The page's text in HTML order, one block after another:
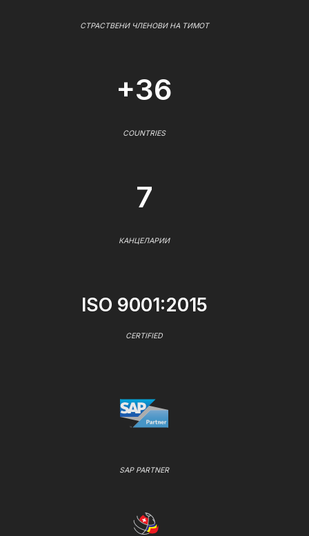
СТРАСТВЕНИ ЧЛЕНОВИ НА ТИМОТ
+36
COUNTRIES
7
КАНЦЕЛАРИИ
ISO 9001:2015
CERTIFIED
SAP PARTNER